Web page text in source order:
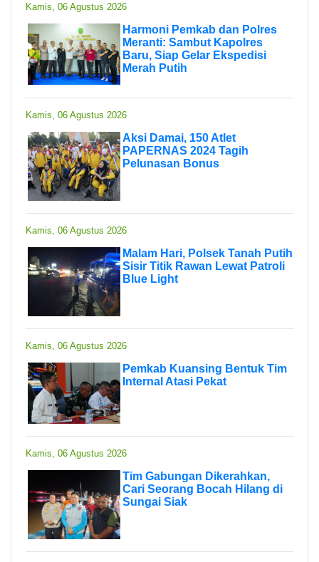
Kamis, 06 Agustus 2026
Harmoni Pemkab dan Polres
Meranti: Sambut Kapolres
Baru, Siap Gelar Ekspedisi
Merah Putih
Kamis, 06 Agustus 2026
Aksi Damai, 150 Atlet
PAPERNAS 2024 Tagih
Pelunasan Bonus
Kamis, 06 Agustus 2026
Malam Hari, Polsek Tanah Putih
Sisir Titik Rawan Lewat Patroli
Blue Light
Kamis, 06 Agustus 2026
Pemkab Kuansing Bentuk Tim
Internal Atasi Pekat
Kamis, 06 Agustus 2026
Tim Gabungan Dikerahkan,
Cari Seorang Bocah Hilang di
Sungai Siak